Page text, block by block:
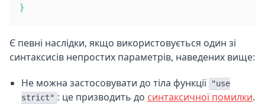
}
Є певні наслідки, якщо використовується один зі
синтаксисів непростих параметрів, наведених вище:
Не можна застосовувати до тіла функції "use
strict" : це призводить до синтаксичної помилки.